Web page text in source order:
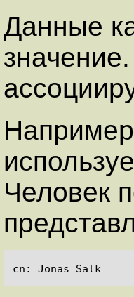
Данные
Человек